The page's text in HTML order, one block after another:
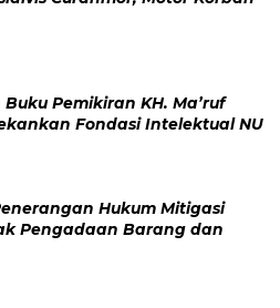
Pemikiran KH. Ma’ruf
Fondasi Intelektual NU
Hukum Mitigasi
Pengadaan Barang dan